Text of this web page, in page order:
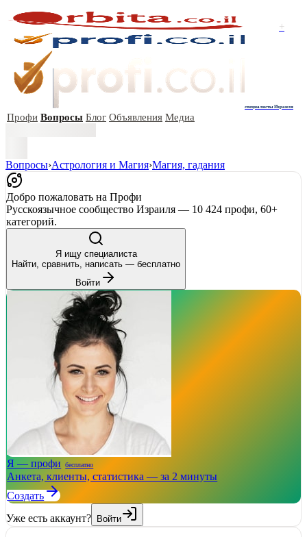
+
специалисты Израиля
Профи Вопросы Блог Объявления Медиа
Вопросы›Астрология и Магия›Магия, гадания
Добро пожаловать на Профи
Русскоязычное сообщество Израиля — 10 424 профи, 60+
категорий.
Я ищу специалиста
Найти, сравнить, написать — бесплатно
Войти
Я — профи бесплатно
Анкета, клиенты, статистика — за 2 минуты
Создать
Уже есть аккаунт? Войти